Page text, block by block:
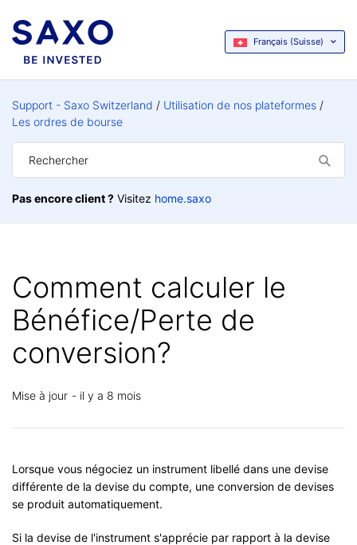
Français (Suisse)
Support - Saxo Switzerland
Utilisation de nos plateformes
Les ordres de bourse
Pas encore client ? Visitez home.saxo
Comment calculer le
Bénéfice/Perte de
conversion?
Mise à jour il y a 8 mois
Lorsque vous négociez un instrument libellé dans une devise
différente de la devise du compte, une conversion de devises
se produit automatiquement.
Si la devise de l'instrument s'apprécie par rapport à la devise